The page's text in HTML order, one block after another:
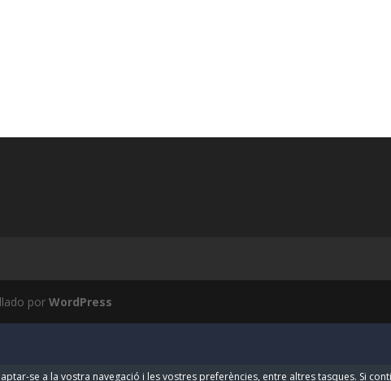
porWordPress
se a la vostra navegació i les vostres preferències, entre altres tasques. Si